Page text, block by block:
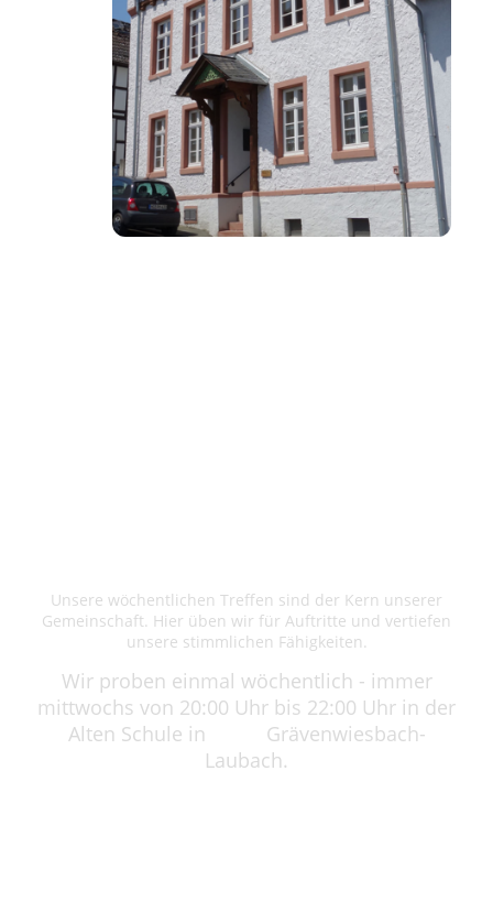
Unsere wöchentlichen Treffen sind der Kern unserer
Gemeinschaft. Hier üben wir für Auftritte und vertiefen
unsere stimmlichen Fähigkeiten.
Wir proben einmal wöchentlich - immer
mittwochs von 20:00 Uhr bis 22:00 Uhr in der
Alten Schule in Grävenwiesbach-
Laubach.